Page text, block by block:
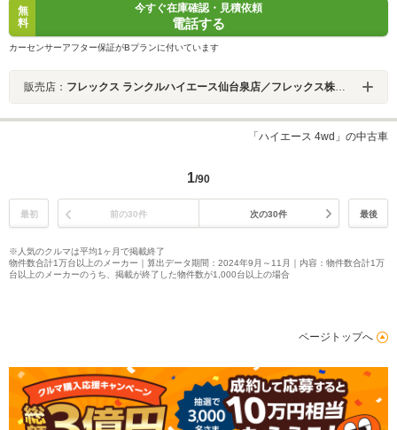
無
料
今すぐ在庫確認・見積依頼
電話する
カーセンサーアフター保証がBプランに付いています
販売店： フレックス ランクルハイエース仙台泉店／フレックス株式会社
「ハイエース 4wd」の中古車
1/90
最初 前の30件 次の30件 最後
※人気のクルマは平均1ヶ月で掲載終了
物件数合計1万台以上のメーカー｜算出データ期間：2024年9月～11月｜内容：物件数合計1万
台以上のメーカーのうち、掲載が終了した物件数が1,000台以上の場合
ページトップへ